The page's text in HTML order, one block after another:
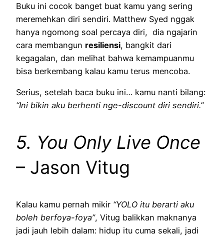
Buku ini cocok banget buat kamu yang sering
meremehkan diri sendiri. Matthew Syed nggak
hanya ngomong soal percaya diri, dia ngajarin
cara membangun resiliensi, bangkit dari
kegagalan, dan melihat bahwa kemampuanmu
bisa berkembang kalau kamu terus mencoba.
Serius, setelah baca buku ini… kamu nanti bilang:
“Ini bikin aku berhenti nge-discount diri sendiri.”
5. You Only Live Once
– Jason Vitug
Kalau kamu pernah mikir “YOLO itu berarti aku
boleh berfoya-foya”, Vitug balikkan maknanya
jadi jauh lebih dalam: hidup itu cuma sekali, jadi